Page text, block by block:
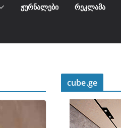
ᲟᲣᲠᲜᲐᲚᲔᲑᲘ ᲠᲔᲙᲚᲐᲛᲐ
cube.ge